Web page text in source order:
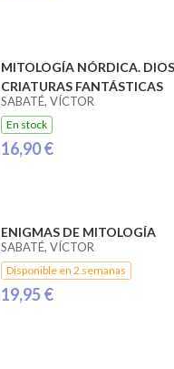
MITOLOGÍA NÓRDICA.
CRIATURAS FANTÁSTICAS
SABATÉ, VÍCTOR
En stock
16,90 €
ENIGMAS DE MITOLOGÍA
SABATÉ, VÍCTOR
Disponible en 2 semanas
19,95 €